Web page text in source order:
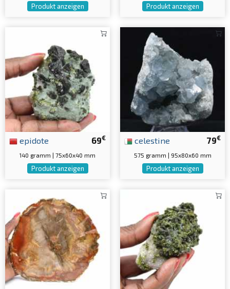
Produkt anzeigen Produkt anzeigen
69€
epidote
140 gramm | 75x60x40 mm
Produkt anzeigen
79€
celestine
575 gramm | 95x80x60 mm
Produkt anzeigen